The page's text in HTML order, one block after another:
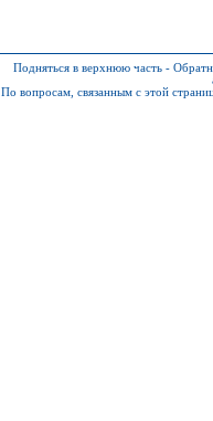
Подняться в верхнюю часть -
По вопросам, связанным с этой